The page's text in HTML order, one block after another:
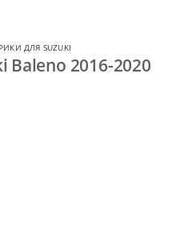
ДЛЯ SUZUKI
Baleno 2016-2020